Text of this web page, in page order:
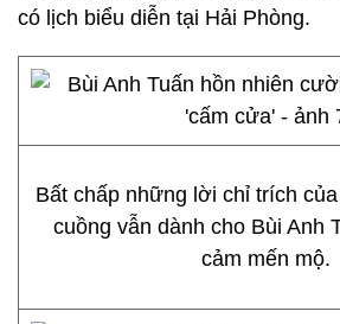
có lịch biểu diễn tại Hải Phòng.
Bất chấp những lời chỉ trích
cuồng vẫn dành cho Bùi Anh
cảm mến mộ.